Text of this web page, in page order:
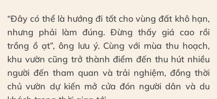
“Đây có thể là hướng đi tốt cho vùng đất khô hạn,
nhưng phải làm đúng. Đừng thấy giá cao rồi
trồng ồ ạt”, ông lưu ý. Cùng với mùa thu hoạch,
khu vườn cũng trở thành điểm đến thu hút nhiều
người đến tham quan và trải nghiệm, đồng thời
chủ vườn dự kiến mở cửa đón người dân và du